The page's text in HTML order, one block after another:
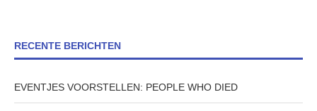
RECENTE BERICHTEN
EVENTJES VOORSTELLEN: PEOPLE WHO DIED